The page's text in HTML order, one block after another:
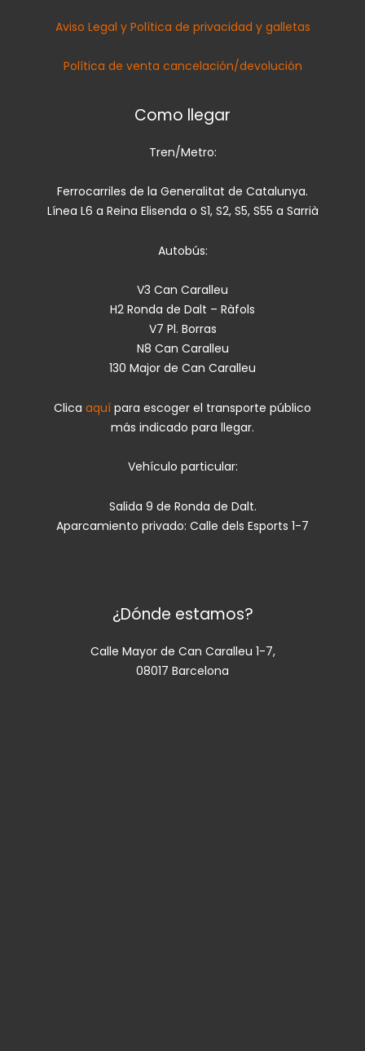
Aviso Legal y Política de privacidad y galletas
Política de venta cancelación/devolución
Como llegar
Tren/Metro:
Ferrocarriles de la Generalitat de Catalunya.
Línea L6 a Reina Elisenda o S1, S2, S5, S55 a Sarrià
Autobús:
V3 Can Caralleu
H2 Ronda de Dalt – Ràfols
V7 Pl. Borras
N8 Can Caralleu
130 Major de Can Caralleu
Clica aquí para escoger el transporte público
más indicado para llegar.
Vehículo particular:
Salida 9 de Ronda de Dalt.
Aparcamiento privado: Calle dels Esports 1-7
¿Dónde estamos?
Calle Mayor de Can Caralleu 1-7,
08017 Barcelona